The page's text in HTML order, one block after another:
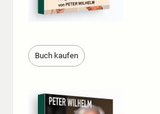
Buch kaufen